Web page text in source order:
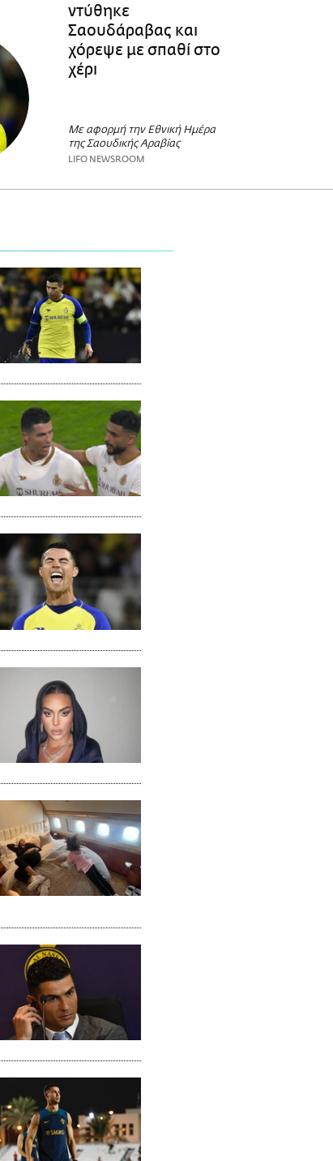
ντύθηκε
Σαουδάραβας και
χόρεψε με σπαθί στο
χέρι
Με αφορμή την Εθνική Ημέρα
της Σαουδικής Αραβίας
LIFO NEWSROOM